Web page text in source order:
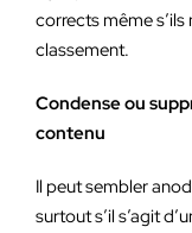
corrects même
classement.
Condense ou
contenu
Il peut sembler
surtout s’il s’agit